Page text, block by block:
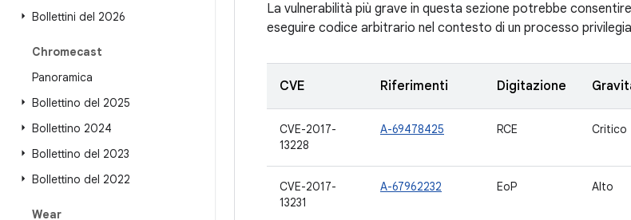
Bollettini del 2026
Chromecast
Panoramica
Bollettino del 2025
Bollettino 2024
Bollettino del 2023
Bollettino del 2022
Wear
La vulnerabilità più grave in questa sezione potrebbe
eseguire codice arbitrario nel contesto di un processo
CVE Riferimenti Digitazione
CVE-2017-
13228
A-69478425 RCE Critico
CVE-2017-
13231
A-67962232 EoP Alto